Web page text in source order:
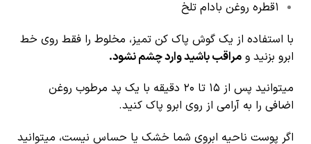
1قطره روغن بادام تلخ
با استفاده از یک گوش پاک کن تمیز، مخلوط را فقط روی خط
ابرو بزنید و مراقب باشید وارد چشم نشود.
میتوانید پس از ۱۵ تا ۲۰ دقیقه با یک پد مرطوب روغن
اضافی را به آرامی از روی ابرو پاک کنید.
اگر پوست ناحیه ابروی شما خشک یا حساس نیست، میتوانید